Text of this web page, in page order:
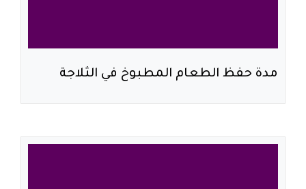
مدة حفظ الطعام المطبوخ في الثلاجة